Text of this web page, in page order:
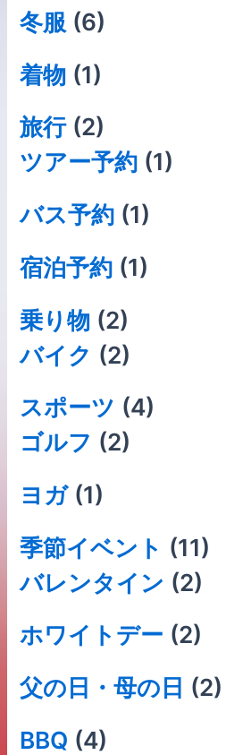
冬服 (6)
着物 (1)
旅行(2)
ツアー予約 (1)
バス予約 (1)
宿泊予約 (1)
乗り物 (2)
バイク (2)
スポーツ (4)
ゴルフ (2)
ヨガ(1)
季節イベント (11)
バレンタイン (2)
ホワイトデー (2)
父の日・母の日 (2)
BBQ (4)